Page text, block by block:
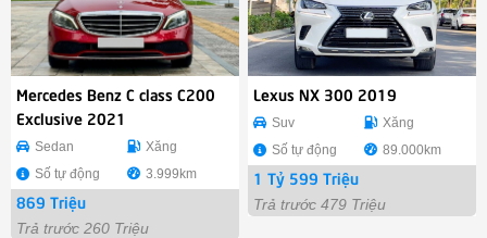
Mercedes Benz C class C200
Exclusive 2021
Sedan
Xăng
Số tự động
3.999km
869 Triệu
Trả trước 260 Triệu
Lexus NX 300 2019
Suv
Xăng
Số tự động
89.000km
1 Tỷ 599 Triệu
Trả trước 479 Triệu